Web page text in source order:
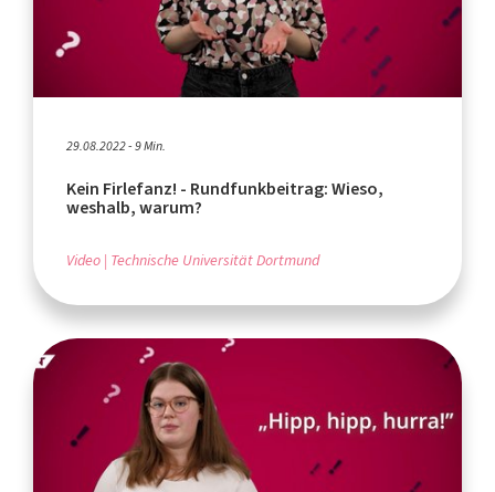
29.08.2022 - 9 Min.
Kein Firlefanz! - Rundfunkbeitrag: Wieso,
weshalb, warum?
Video Technische Universität Dortmund